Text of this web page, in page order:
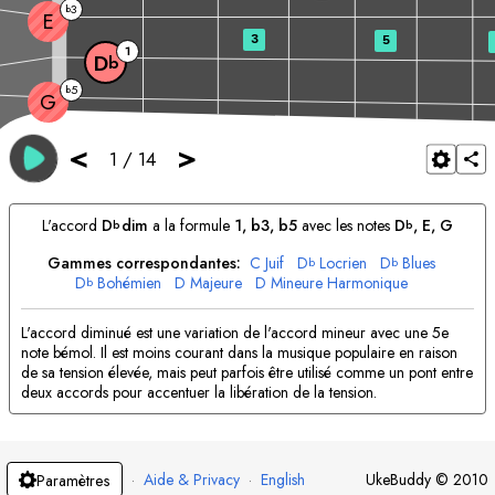
< 1 / 14 >
G b5
Db 1
E b3
3 5
L'accord Dbdim a la formule 1, b3, b5avec les notes Db, E, G
Gammes correspondantes: C Juif Db Locrien Db Blues
Db Bohémien D Majeure D Mineure Harmonique
D Mineure Mélodique E Juif E Dorien E Mineure Mélodique
Mineure Harmonique G Phrygien G
Ab Mineure Harmonique Ab Perse A Myxolydien A Hindou
A Juif B Mineure B Mineure Harmonique B Hindou B Arabe
L'accord diminué est une variation de l'accord mineur avec une 5e
note bémol. Il est moins courant dans la musique populaire en raison
de sa tension élevée, mais peut parfois être utilisé comme un pont entre
deux accords pour accentuer la libération de la tension.
Paramètres · Aide & Privacy · English UkeBuddy © 2010